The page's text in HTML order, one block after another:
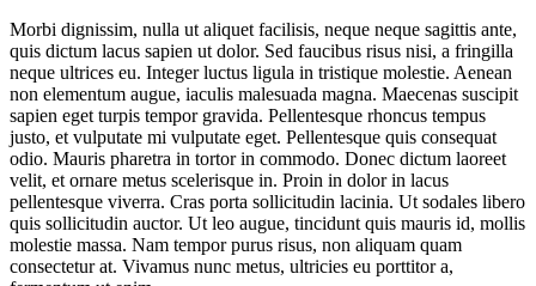
Morbi dignissim, nulla ut aliquet facilisis, neque neque sagittis ante,
quis dictum lacus sapien ut dolor. Sed faucibus risus nisi, a fringilla
neque ultrices eu. Integer luctus ligula in tristique molestie. Aenean
non elementum augue, iaculis malesuada magna. Maecenas suscipit
sapien eget turpis tempor gravida. Pellentesque rhoncus tempus
justo, et vulputate mi vulputate eget. Pellentesque quis consequat
odio. Mauris pharetra in tortor in commodo. Donec dictum laoreet
velit, et ornare metus scelerisque in. Proin in dolor in lacus
pellentesque viverra. Cras porta sollicitudin lacinia. Ut sodales libero
quis sollicitudin auctor. Ut leo augue, tincidunt quis mauris id, mollis
molestie massa. Nam tempor purus risus, non aliquam quam
consectetur at. Vivamus nunc metus, ultricies eu porttitor a,